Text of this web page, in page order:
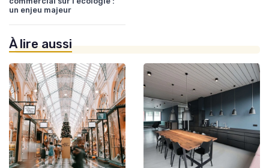
un enjeu majeur
À lire aussi